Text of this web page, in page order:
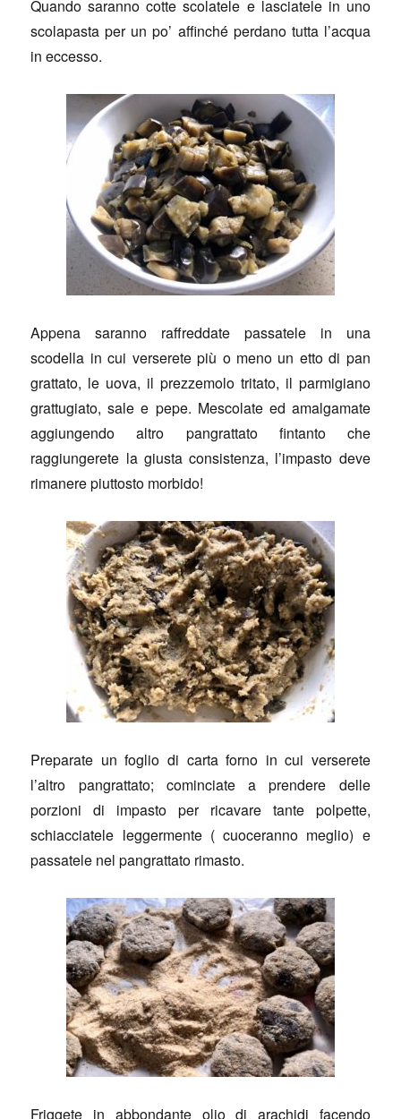
Quando saranno cotte scolatele e lasciatele in uno
scolapasta per un po’ affinché perdano tutta l’acqua
in eccesso.
Appena saranno raffreddate passatele in una
scodella in cui verserete più o meno un etto di pan
grattato, le uova, il prezzemolo tritato, il parmigiano
grattugiato, sale e pepe. Mescolate ed amalgamate
aggiungendo altro pangrattato fintanto che
raggiungerete la giusta consistenza, l’impasto deve
rimanere piuttosto morbido!
Preparate un foglio di carta forno in cui verserete
l’altro pangrattato; cominciate a prendere delle
porzioni di impasto per ricavare tante polpette,
schiacciatele leggermente ( cuoceranno meglio) e
passatele nel pangrattato rimasto.
Friggete in abbondante olio di arachidi facendo